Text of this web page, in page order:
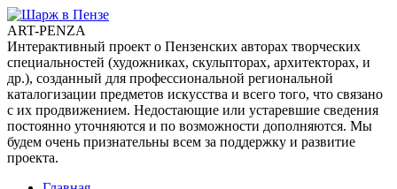
ART-PENZA
Интерактивный проект о Пензенских авторах творческих
специальностей (художниках, скульпторах, архитекторах, и
др.), созданный для профессиональной региональной
каталогизации предметов искусства и всего того, что связано
с их продвижением. Недостающие или устаревшие сведения
постоянно уточняются и по возможности дополняются. Мы
будем очень признательны всем за поддержку и развитие
проекта.